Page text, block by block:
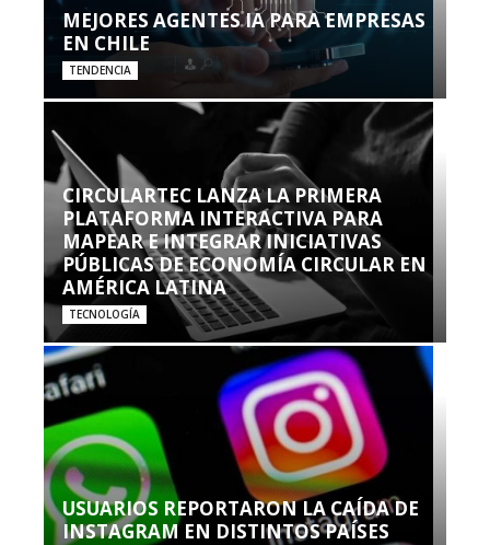
MEJORES AGENTES IA PARA EMPRESAS
EN CHILE
TENDENCIA
CIRCULARTEC LANZA LA PRIMERA
PLATAFORMA INTERACTIVA PARA
MAPEAR E INTEGRAR INICIATIVAS
PÚBLICAS DE ECONOMÍA CIRCULAR EN
AMÉRICA LATINA
TECNOLOGÍA
USUARIOS REPORTARON LA CAÍDA DE
INSTAGRAM EN DISTINTOS PAÍSES